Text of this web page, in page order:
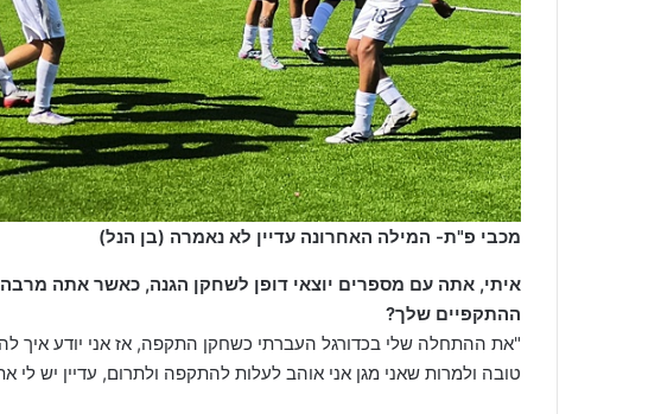
מכבי פ"ת- המילה האחרונה עדיין לא נאמרה (בן הנל)
איתי, אתה עם מספרים יוצאי דופן לשחקן הגנה, כאשר אתה
ההתקפיים שלך?
"את ההתחלה שלי בכדורגל העברתי כשחקן התקפה, אז אני יודע איך
טובה ולמרות שאני מגן אני אוהב לעלות להתקפה ולתרום, עדיין יש לי